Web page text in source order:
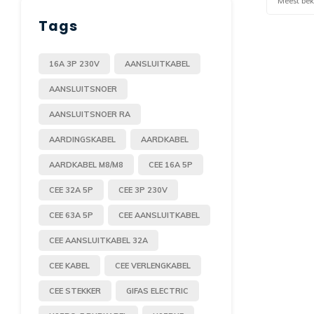
Tags
16A 3P 230V AANSLUITKABEL
AANSLUITSNOER
AANSLUITSNOER RA
AARDINGSKABEL AARDKABEL
AARDKABEL M8/M8 CEE 16A 5P
CEE 32A 5P CEE 3P 230V
CEE 63A 5P CEE AANSLUITKABEL
CEE AANSLUITKABEL 32A
CEE KABEL CEE VERLENGKABEL
CEE STEKKER GIFAS ELECTRIC